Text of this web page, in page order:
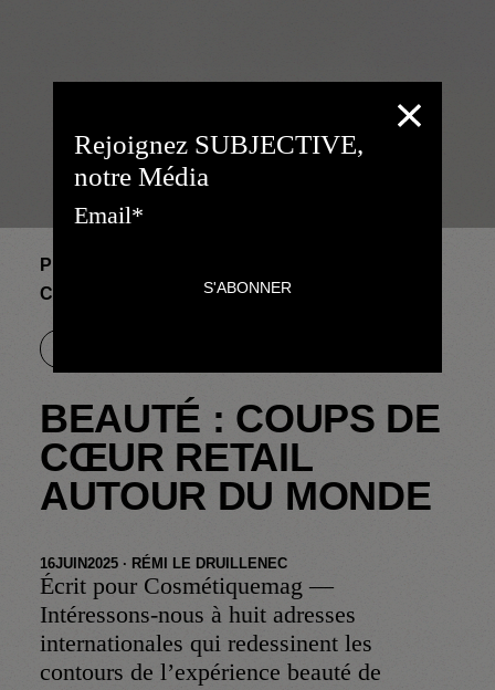
Rejoignez SUBJECTIVE,
notre Média
PRISES DE PAROLE
CŒUR RETAIL AUTOUR DU MONDE
BEAUTÉ : COUPS DE
CŒUR RETAIL
AUTOUR DU MONDE
16JUIN2025· RÉMI LE DRUILLENEC
Écrit pour Cosmétiquemag —
Intéressons-nous à huit adresses
internationales qui redessinent les
contours de l’expérience beauté de